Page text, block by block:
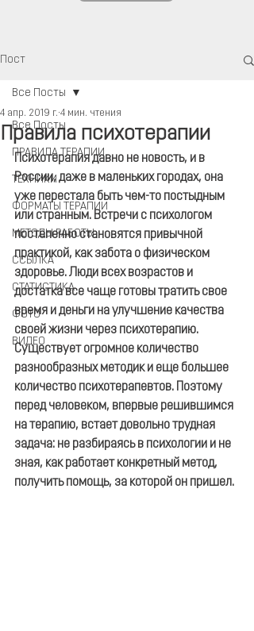
Пост
Все Посты
ПРАВИЛА ТЕРАПИИ
ТЕХНИКИ
ФОРМАТЫ ТЕРАПИИ
МЕТОДЫ РАБОТЫ
ССЫЛКА
СТАТИСТИКА
ФОТО
ВИДЕО
Все Посты
Правила психотерапии
4 апр. 2019 г. 4 мин. чтения
Психотерапия давно не новость, и в
России, даже в маленьких городах, она
уже перестала быть чем-то постыдным
или странным. Встречи с психологом
постепенно становятся привычной
практикой, как забота о физическом
здоровье. Люди всех возрастов и
достатка все чаще готовы тратить свое
время и деньги на улучшение качества
своей жизни через психотерапию.
Существует огромное количество
разнообразных методик и еще большее
количество психотерапевтов. Поэтому
перед человеком, впервые решившимся
на терапию, встает довольно трудная
задача: не разбираясь в психологии и не
зная, как работает конкретный метод,
получить помощь, за которой он пришел.